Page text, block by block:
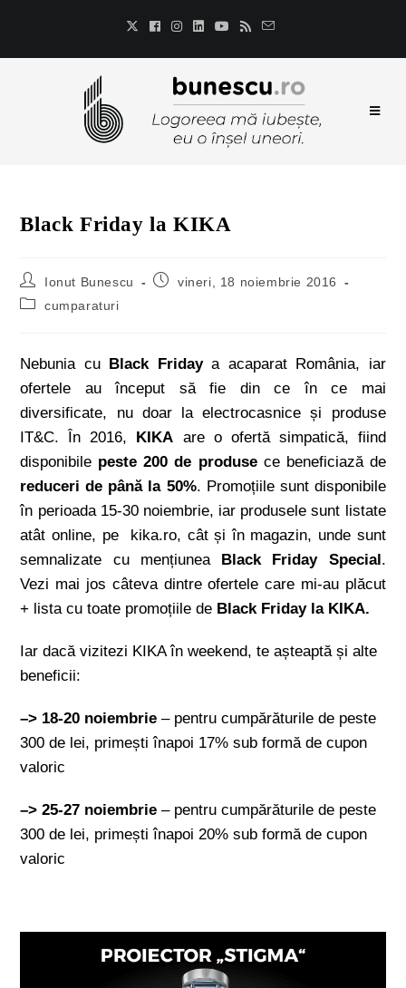
Black Friday la KIKA
Ionut Bunescu
vineri, 18 noiembrie 2016
cumparaturi
Nebunia cu Black Fridaya acaparat România, iar
ofertele au început să fie din ce în ce mai
diversificate, nu doar la electrocasnice și produse
IT&C. În 2016, KIKA are o ofertă simpatică, fiind
disponibile peste 200 de produsece beneficiază de
reduceri de până la 50%. Promoțiile sunt disponibile
în perioada 15-30 noiembrie, iar produsele sunt listate
atât online, pe kika.ro, cât și în magazin, unde sunt
semnalizate cu mențiunea Black Friday Special.
Vezi mai jos câteva dintre ofertele care mi-au plăcut
+ lista cu toate promoțiile de Black Friday la KIKA.
Iar dacă vizitezi KIKA în weekend, te așteaptă și alte
beneficii:
–> 18-20 noiembrie – pentru cumpărăturile de peste
300 de lei, primești înapoi 17% sub formă de cupon
valoric
–>25-27 noiembrie – pentru cumpărăturile de peste
300 de lei, primești înapoi 20% sub formă de cupon
valoric